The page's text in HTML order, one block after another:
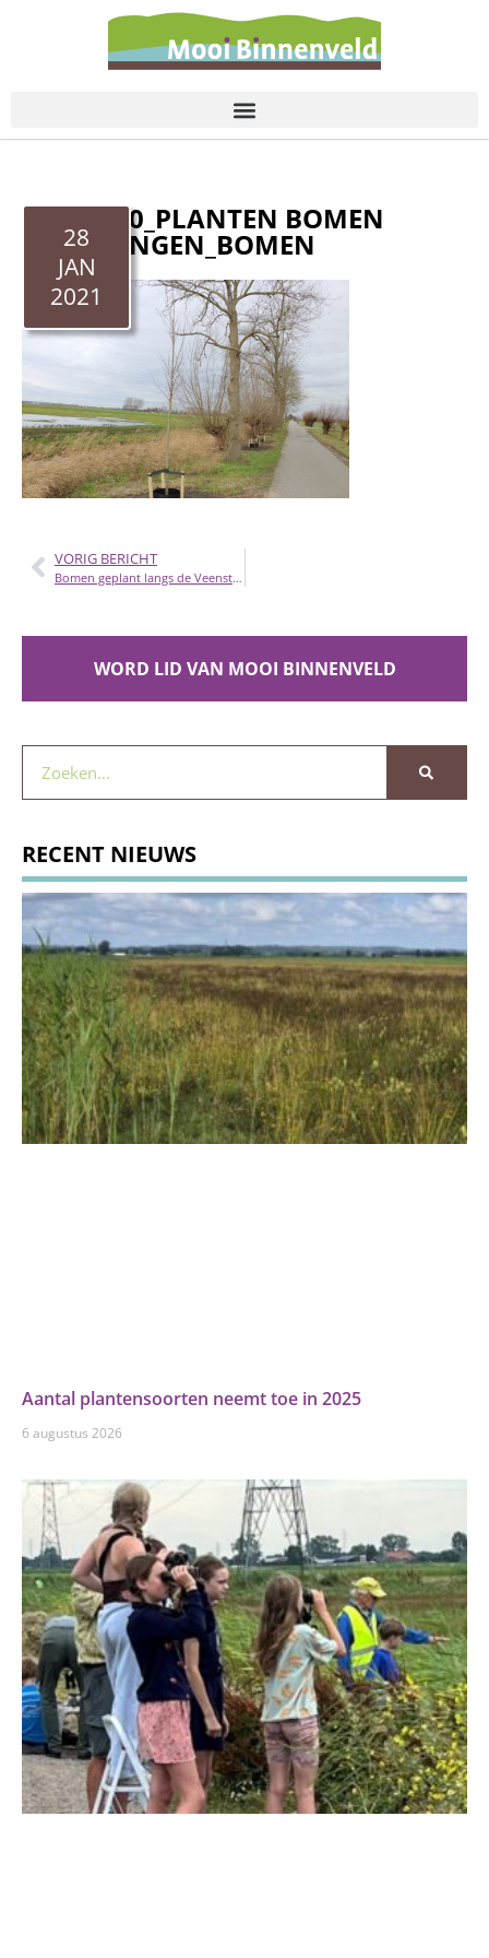
28
JAN
2021
20210120_PLANTEN BOMEN
WAGENINGEN_BOMEN
VORIG BERICHT
Bomen geplant langs de Veensteeg in het Binnenveld
WORD LID VAN MOOI BINNENVELD
RECENT NIEUWS
Aantal plantensoorten neemt toe in 2025
6 augustus 2026